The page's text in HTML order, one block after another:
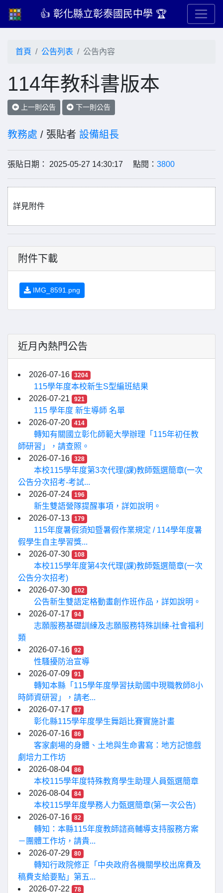
👍 彰化縣立彰泰國民中學 🏆
首頁 公告列表 公告內容
114年教科書版本
上一則公告 下一則公告
教務處 / 張貼者 設備組長
張貼日期： 2025-05-27 14:30:17 點閱： 3800
詳見附件
附件下載
IMG_8591.png
近月內熱門公告
2026-07-16 3204
115學年度本校新生S型編班結果
2026-07-21
921
115 學年度 新生導師 名單
2026-07-20
414
轉知有關國立彰化師範大學辦理「115年初任教
師研習」，請查照。
2026-07-16
328
本校115學年度第3次代理(課)教師甄選簡章(一次
公告分次招考-考試...
2026-07-24
196
新生雙語營隊提醒事項，詳如說明。
2026-07-13
179
115年度暑假須知暨暑假作業規定 / 114學年度暑
假學生自主學習獎...
2026-07-30
108
本校115學年度第4次代理(課)教師甄選簡章(一次
公告分次招考)
2026-07-30
102
公告新生雙語定格動畫創作班作品，詳如說明。
2026-07-17
94
志願服務基礎訓練及志願服務特殊訓練-社會福利
類
2026-07-16
92
性騷擾防治宣導
2026-07-09
91
轉知本縣「115學年度學習扶助國中現職教師8小
時師資研習」，請老...
2026-07-17
87
彰化縣115學年度學生舞蹈比賽實施計畫
2026-07-16
86
客家劇場的身體、土地與生命書寫：地方記憶戲
劇培力工作坊
2026-08-04
86
本校115學年度特殊教育學生助理人員甄選簡章
2026-08-04
84
本校115學年度學務人力甄選簡章(第一次公告)
2026-07-16
82
轉知：本縣115年度教師諮商輔導支持服務方案
－團體工作坊，請貴...
2026-07-29
80
轉知行政院修正「中央政府各機關學校出席費及
稿費支給要點」第五...
2026-07-22
78